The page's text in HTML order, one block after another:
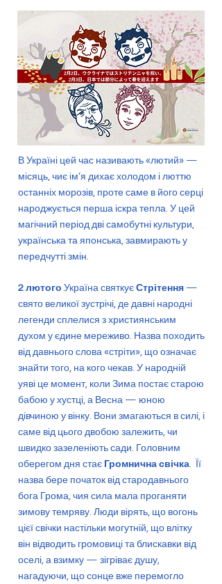
В Україні цей час називають «лютий» —
місяць, чиє ім’я дихає холодом і люттю
останніх морозів, проте саме в його серці
народжується перша іскра тепла. У цей
магічний період дві самобутні культури,
українська та японська, завмирають у
передчутті змін.
2 лютого Україна святкує Стрітення —
свято великої зустрічі, де давні народні
легенди сплелися з християнським
духом у єдине мереживо. Назва походить
від давнього слова «стріти», що означає
знайти того, на кого чекав. У народній
уяві це момент, коли Зима постає старою
бабою у хустці, а Весна — юною
дівчиною у вінку. Вони змагаються в силі, і
саме від цього двобою залежить, чи
швидко зазеленіють сади. Головним
оберегом дня стає Громнична свічка. Її
назва бере початок від стародавнього
бога Грома, чия сила мала проганяти
зимову темряву. Люди вірять, що вогонь
цієї свічки настільки могутній, що влітку
він відводить громовиці та блискавки від
оселі, а взимку — зігріває душу,
нагадуючи, що сонце вже перемогло